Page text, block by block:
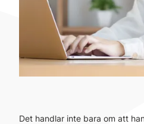
Det handlar inte bara om att